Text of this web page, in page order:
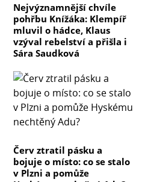
Nejvýznamnější chvíle
pohřbu Knížáka: Klempíř
mluvil o hádce, Klaus
vzýval rebelství a přišla i
Sára Saudková
Červ ztratil pásku a
bojuje o místo: co se stalo
v Plzni a pomůže